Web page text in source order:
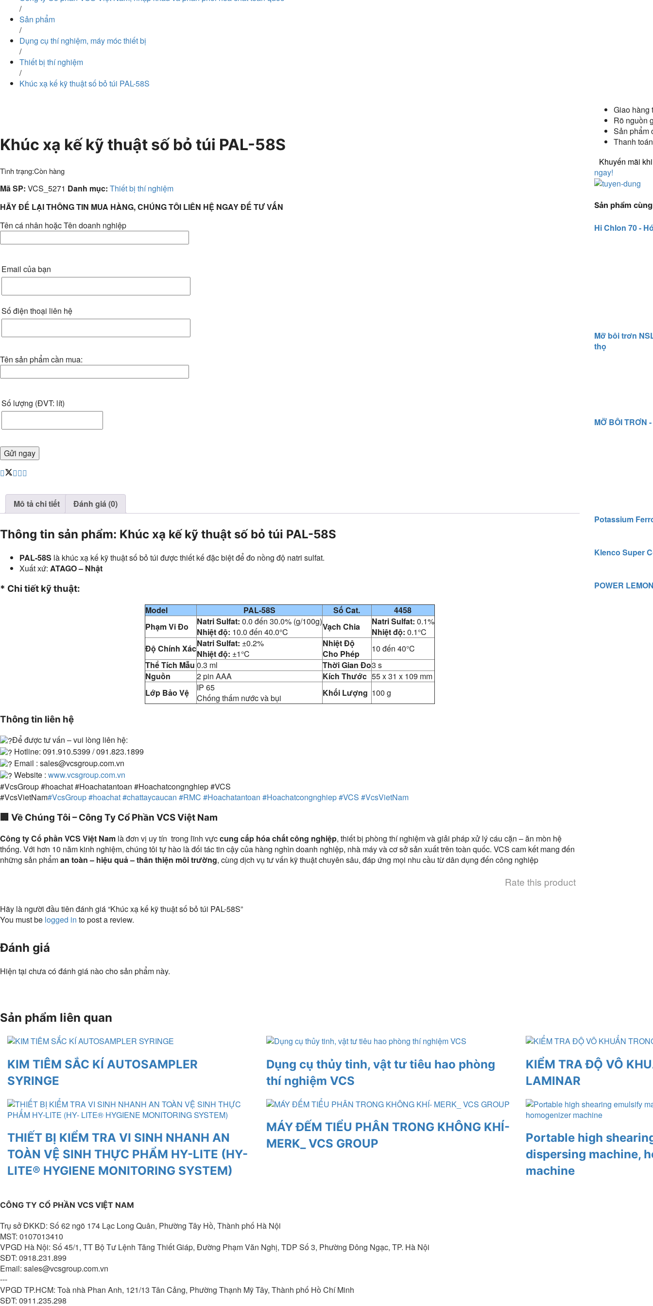
/
Sản phẩm
/
Dụng cụ thí nghiệm, máy móc thiết bị
/
Thiết bị thí nghiệm
/
Khúc xạ kế kỹ thuật số bỏ túi PAL-58S
Khúc xạ kế kỹ thuật số bỏ túi PAL-58S
Tình trạng:Còn hàng
Mã SP: VCS_5271 Danh mục: Thiết bị thí nghiệm
HÃY ĐỂ LẠI THÔNG TIN MUA HÀNG, CHÚNG TÔI LIÊN HỆ NGAY ĐỂ TƯ VẤN
Tên cá nhân hoặc Tên doanh nghiệp
Email của bạn
Số điện thoại liên hệ
Tên sản phẩm cần mua:
Số lượng (ĐVT: lít)
Mô tả chi tiết Đánh giá (0)
Thông tin sản phẩm: Khúc xạ kế kỹ thuật số bỏ túi PAL-58S
PAL-58S là khúc xạ kế kỹ thuật số bỏ túi được thiết kế đặc biệt để đo nồng độ natri sulfat.
Xuất xứ: ATAGO – Nhật
* Chi tiết kỹ thuật:
Model
PAL-58S Số Cat.
4458
Phạm Vi Đo
Natri Sulfat: 0.0 đến 30.0% (g/100g)
Nhiệt độ: 10.0 đến 40.0°C Vạch Chia Natri Sulfat: 0.1%
Nhiệt độ: 0.1°C
Độ Chính XácNatri Sulfat: ±0.2%
Nhiệt độ: ±1°C
Nhiệt Độ
Cho Phép
10 đến 40°C
Thể Tích Mẫu 0.3 ml Thời Gian Đo3 s
Nguồn
2 pin AAA Kích Thước 55 x 31 x 109 mm
Lớp Bảo Vệ
IP 65
Chống thấm nước và bụi
Khối Lượng 100 g
Thông tin liên hệ
Để được tư vấn – vui lòng liên hệ:
Hotline: 091.910.5399 / 091.823.1899
Email : sales@vcsgroup.com.vn
Website : www.vcsgroup.com.vn
#VcsGroup #hoachat #Hoachatantoan #Hoachatcongnghiep #VCS
#VcsVietNam#VcsGroup#hoachat#chattaycaucan #RMC #Hoachatantoan #Hoachatcongnghiep#VCS #VcsVietNam
🏢 Về Chúng Tôi – Công Ty Cổ Phần VCS Việt Nam
Công ty Cổ phần VCS Việt Nam là đơn vị uy tín trong lĩnh vựccung cấp hóa chất công nghiệp, thiết bị phòng thí nghiệm và giải pháp xử lý cáu cặn – ăn mòn hệ
thống. Với hơn 10 năm kinh nghiệm, chúng tôi tự hào là đối tác tin cậy của hàng nghìn doanh nghiệp, nhà máy và cơ sở sản xuất trên toàn quốc. VCS cam kết mang đến
những sản phẩman toàn – hiệu quả – thân thiện môi trường, cùng dịch vụ tư vấn kỹ thuật chuyên sâu, đáp ứng mọi nhu cầu từ dân dụng đến công nghiệp
Rate this product
Hãy là người đầu tiên đánh giá “Khúc xạ kế kỹ thuật số bỏ túi PAL-58S”
You must be logged in to post a review.
Đánh giá
Hiện tại chưa có đánh giá nào cho sản phẩm này.
Giao hàng
Rõ nguồn
Sản phẩm
Thanh
Khuyến mãi
ngay!
Sản phẩm
Hi Chlon 70 -
Mỡ bôi trơn
thọ
MỠ BÔI TRƠN
Potassium
Klenco Super
POWER
Sản phẩm liên quan
KIM TIÊM SẮC KÍ AUTOSAMPLER
SYRINGE
Dụng cụ thủy tinh, vật tư tiêu hao phòng
thí nghiệm VCS
KIỂM TRA ĐỘ VÔ
LAMINAR
THIẾT BỊ KIỂM TRA VI SINH NHANH AN
TOÀN VỆ SINH THỰC PHẨM HY-LITE (HY-
LITE® HYGIENE MONITORING SYSTEM)
MÁY ĐẾM TIỂU PHÂN TRONG KHÔNG KHÍ-
MERK_ VCS GROUP
Portable high
dispersing machine,
machine
CÔNG TY CỔ PHẦN VCS VIỆT NAM
Trụ sở ĐKKD: Số 62 ngõ 174 Lạc Long Quân, Phường Tây Hồ, Thành phố Hà Nội
MST: 0107013410
VPGD Hà Nội: Số 45/1, TT Bộ Tư Lệnh Tăng Thiết Giáp, Đường Phạm Văn Nghị, TDP Số 3, Phường Đông Ngạc, TP. Hà Nội
SĐT: 0918.231.899
Email: sales@vcsgroup.com.vn
---
VPGD TP.HCM: Toà nhà Phan Anh, 121/13 Tân Cảng, Phường Thạnh Mỹ Tây, Thành phố Hồ Chí Minh
SĐT: 0911.235.298